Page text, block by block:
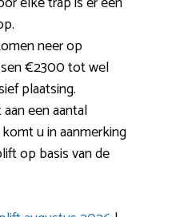
neer op
€2300 tot wel
plaatsing.
een aantal
u in aanmerking
op basis van de